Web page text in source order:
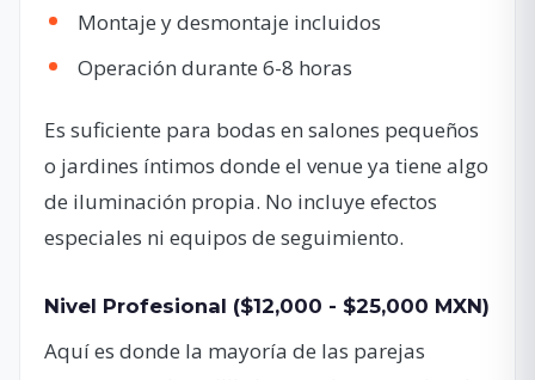
Montaje y desmontaje incluidos
Operación durante 6-8 horas
Es suficiente para bodas en salones pequeños
o jardines íntimos donde el venue ya tiene algo
de iluminación propia. No incluye efectos
especiales ni equipos de seguimiento.
Nivel Profesional ($12,000 - $25,000 MXN)
Aquí es donde la mayoría de las parejas